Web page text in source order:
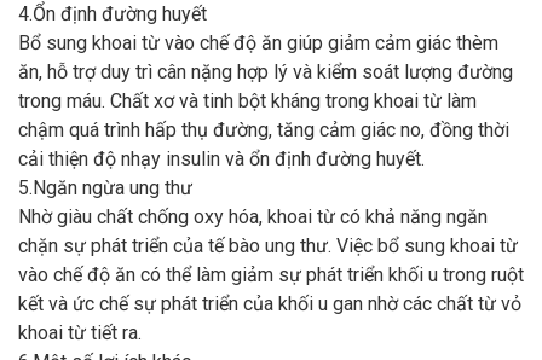
4.Ổn định đường huyết
Bổ sung khoai từ vào chế độ ăn giúp giảm cảm giác thèm
ăn, hỗ trợ duy trì cân nặng hợp lý và kiểm soát lượng đường
trong máu. Chất xơ và tinh bột kháng trong khoai từ làm
chậm quá trình hấp thụ đường, tăng cảm giác no, đồng thời
cải thiện độ nhạy insulin và ổn định đường huyết.
5.Ngăn ngừa ung thư
Nhờ giàu chất chống oxy hóa, khoai từ có khả năng ngăn
chặn sự phát triển của tế bào ung thư. Việc bổ sung khoai từ
vào chế độ ăn có thể làm giảm sự phát triển khối u trong ruột
kết và ức chế sự phát triển của khối u gan nhờ các chất từ vỏ
khoai từ tiết ra.